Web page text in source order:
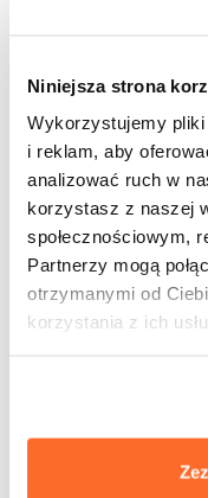
Niniejsza strona
Wykorzystujemy
i reklam, aby
analizować ruch w
korzystasz z naszej
społecznościowym,
Partnerzy mogą
otrzymanymi od
korzystania z ich
są wybrane
omawiający
oddziaływaniem
człowieka.
uwarunkowania
nad miernym
przykład
akustycznego
zaprojektowanie
przegród
z uwzględnieniem
względem ochrony
wilgotnościowych.